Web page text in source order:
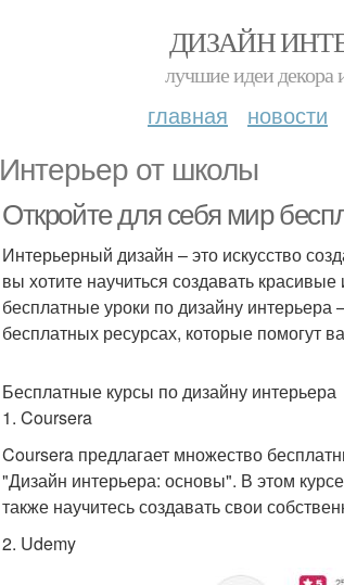
ДИЗАЙН
лучшие идеи декора
главная новости
Интерьер от школы
Откройте для себя мир
Интерьерный дизайн – это искусство
вы хотите научиться создавать
бесплатные уроки по дизайну
бесплатных ресурсах, которые помогут
Бесплатные курсы по дизайну интерьера
1. Coursera
Coursera предлагает множество
"Дизайн интерьера: основы". В этом
также научитесь создавать свои
2. Udemy